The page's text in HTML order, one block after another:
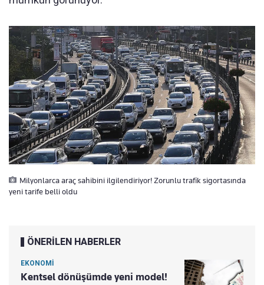
Milyonlarca araç sahibini ilgilendiriyor! Zorunlu trafik sigortasında
yeni tarife belli oldu
ÖNERİLEN HABERLER
EKONOMİ
Kentsel dönüşümde yeni model!